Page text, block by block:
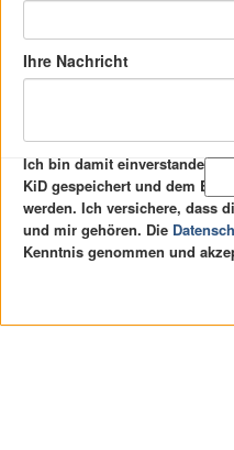
Ihre Nachricht
Ich bin damit einverstanden,
KiD gespeichert und dem
werden. Ich versichere, dass
und mir gehören. Die
Kenntnis genommen und